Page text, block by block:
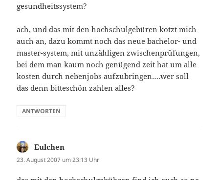
gesundheitssystem?
ach, und das mit den hochschulgebüren kotzt mich
auch an, dazu kommt noch das neue bachelor- und
master-system, mit unzähligen zwischenprüfungen,
bei dem man kaum noch genügend zeit hat um alle
kosten durch nebenjobs aufzubringen….wer soll
das denn bitteschön zahlen alles?
ANTWORTEN
Eulchen
23. August 2007 um 23:13 Uhr